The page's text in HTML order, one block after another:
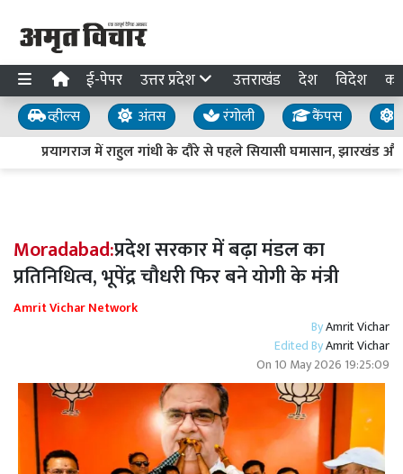
ई-पेपर उत्तर प्रदेश उत्तराखंड देश विदेश
व्हील्स अंतस रंगोली कैंपस
प्रयागराज में राहुल गांधी के दौरे से पहले सियासी घमासान, झारखंड
Moradabad:प्रदेश सरकार में बढ़ा मंडल का
प्रतिनिधित्व, भूपेंद्र चौधरी फिर बने योगी के मंत्री
Amrit Vichar Network
ByAmrit Vichar
Edited ByAmrit Vichar
On 10 May 2026 19:25:09